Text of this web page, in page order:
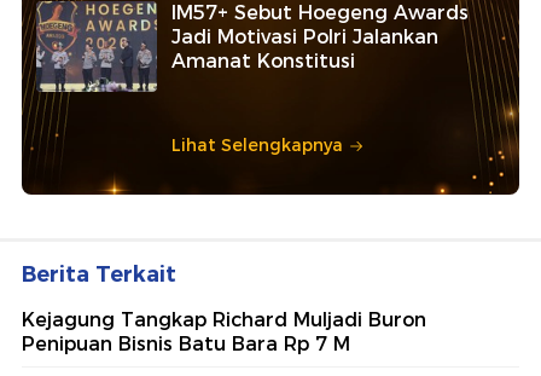
IM57+ Sebut Hoegeng Awards
Jadi Motivasi Polri Jalankan
Amanat Konstitusi
Lihat Selengkapnya
Berita Terkait
Kejagung Tangkap Richard Muljadi Buron
Penipuan Bisnis Batu Bara Rp 7 M